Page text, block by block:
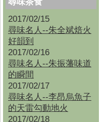
2017/02/15
尋味名人--朱全斌焙火
好韻到
2017/02/16
尋味名人--朱振藩味道
的瞬間
2017/02/17
尋味名人--李昂烏魚子
的天雷勾動地火
2017/02/18